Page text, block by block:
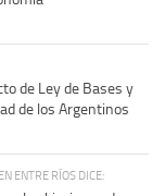
de Ley de Bases y
de los Argentinos
ENTRE RÍOS DICE: